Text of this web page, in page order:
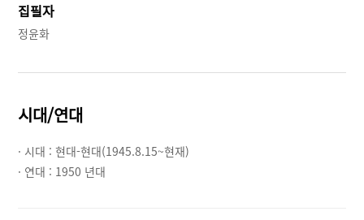
집필자
정윤화
시대/연대
· 시대 :현대-현대(1945.8.15~현재)
· 연대 : 1950 년대